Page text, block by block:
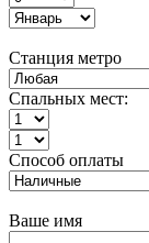
Станция метро
Спальных мест:
Способ оплаты
Ваше имя